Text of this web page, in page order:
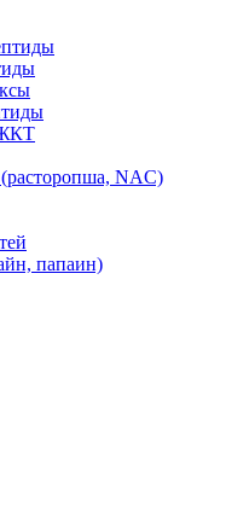
ЖКТ
NAC)
папаин)